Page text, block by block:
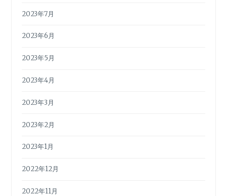
2023年7月
2023年6月
2023年5月
2023年4月
2023年3月
2023年2月
2023年1月
2022年12月
2022年11月